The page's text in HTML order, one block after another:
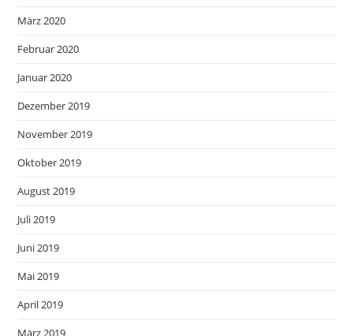
März 2020
Februar 2020
Januar 2020
Dezember 2019
November 2019
Oktober 2019
August 2019
Juli 2019
Juni 2019
Mai 2019
April 2019
März 2019